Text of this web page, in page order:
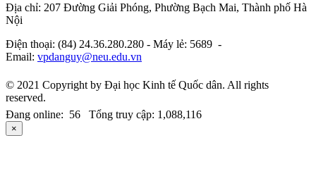
Địa chỉ: 207 Đường Giải Phóng, Phường Bạch Mai, Thành phố Hà
Nội
Điện thoại: (84) 24.36.280.280 - Máy lẻ: 5689 -
Email: vpdanguy@neu.edu.vn
© 2021 Copyright by Đại học Kinh tế Quốc dân. All rights
reserved.
Đang online: 56 Tổng truy cập: 1,088,116
×